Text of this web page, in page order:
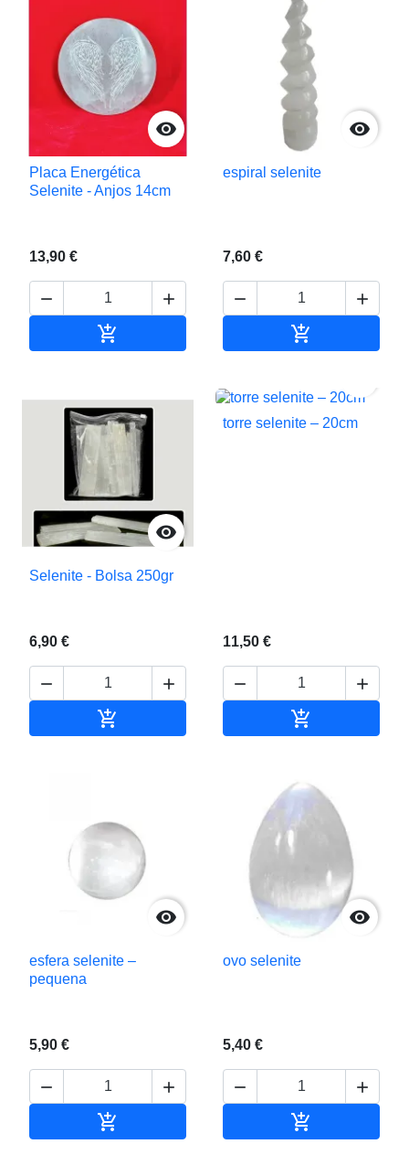

Placa Energética
Selenite - Anjos 14cm
13,90 €
 


espiral selenite
7,60 €
 


Selenite - Bolsa 250gr
6,90 €
 

torre selenite – 20cm
11,50 €
 


esfera selenite –
pequena
5,90 €
 


ovo selenite
5,40 €
 
